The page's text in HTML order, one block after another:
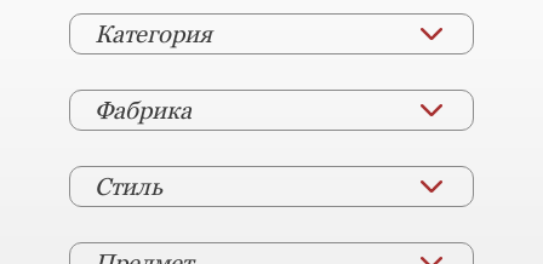
Категория
Фабрика
Стиль